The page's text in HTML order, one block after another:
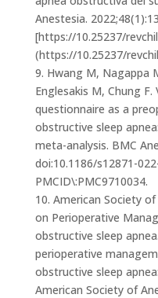
Anestesia.
[https://10.25237/
(https://10.25237/
9. Hwang M, Nagappa
Englesakis M, Chung
questionnaire as a
obstructive sleep
meta-analysis. BMC
doi:10.1186/s12871-
PMCID\:PMC9710034.
10. American Society
on Perioperative
obstructive sleep
perioperative
obstructive sleep
American Society of